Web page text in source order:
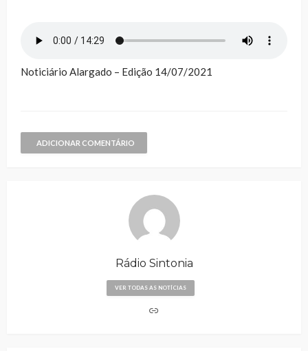
Noticiário Alargado – Edição 14/07/2021
ADICIONAR COMENTÁRIO
Rádio Sintonia
VER TODAS AS NOTÍCIAS